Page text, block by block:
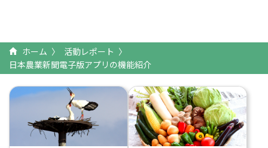
ホーム
活動レポート
日本農業新聞電子版アプリの機能紹介